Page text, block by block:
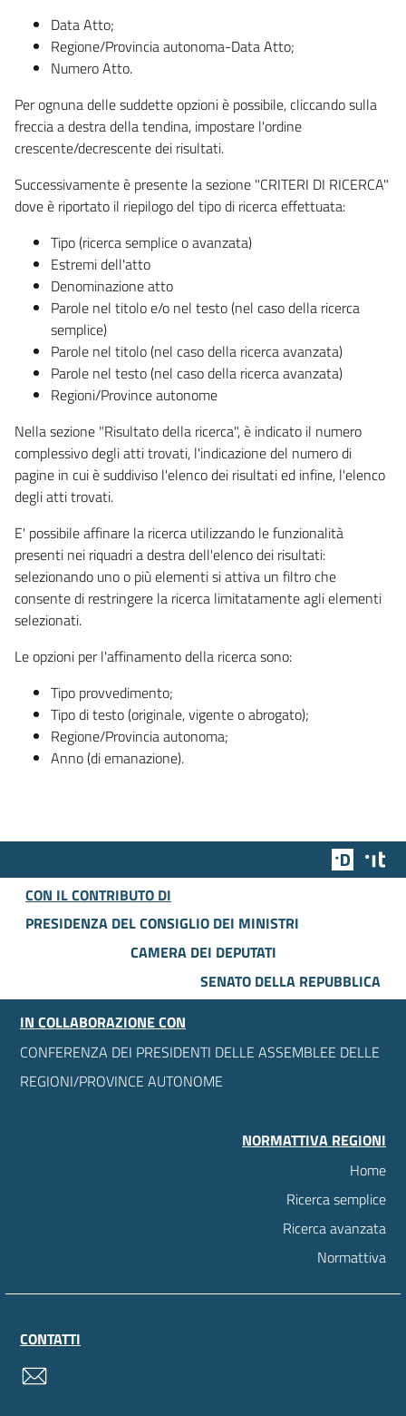
Data Atto;
Regione/Provincia autonoma-Data Atto;
Numero Atto.
Per ognuna delle suddette opzioni è possibile, cliccando sulla
freccia a destra della tendina, impostare l'ordine
crescente/decrescente dei risultati.
Successivamente è presente la sezione "CRITERI DI RICERCA"
dove è riportato il riepilogo del tipo di ricerca effettuata:
Tipo (ricerca semplice o avanzata)
Estremi dell'atto
Denominazione atto
Parole nel titolo e/o nel testo (nel caso della ricerca
semplice)
Parole nel titolo (nel caso della ricerca avanzata)
Parole nel testo (nel caso della ricerca avanzata)
Regioni/Province autonome
Nella sezione "Risultato della ricerca", è indicato il numero
complessivo degli atti trovati, l'indicazione del numero di
pagine in cui è suddiviso l'elenco dei risultati ed infine, l'elenco
degli atti trovati.
E' possibile affinare la ricerca utilizzando le funzionalità
presenti nei riquadri a destra dell'elenco dei risultati:
selezionando uno o più elementi si attiva un filtro che
consente di restringere la ricerca limitatamente agli elementi
selezionati.
Le opzioni per l'affinamento della ricerca sono:
Tipo provvedimento;
Tipo di testo (originale, vigente o abrogato);
Regione/Provincia autonoma;
Anno (di emanazione).
Team
CON IL CONTRIBUTO DI
PRESIDENZA DEL CONSIGLIO DEI MINISTRI
CAMERA DEI DEPUTATI
SENATO DELLA REPUBBLICA
IN COLLABORAZIONE CON
CONFERENZA DEI PRESIDENTI DELLE ASSEMBLEE DELLE
REGIONI/PROVINCE AUTONOME
NORMATTIVA REGIONI
Home
Ricerca semplice
Ricerca avanzata
Normattiva
CONTATTI